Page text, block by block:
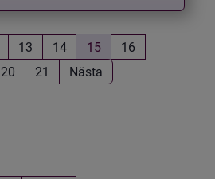
13 14 15
16
20 21 Nästa